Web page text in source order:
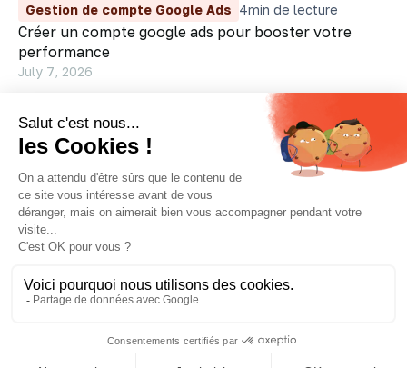
Gestion de compte Google Ads 4min de lecture
Créer un compte google ads pour booster votre
performance
July 7, 2026
Découvrir tous nos articles
Besoin d’un audit ?